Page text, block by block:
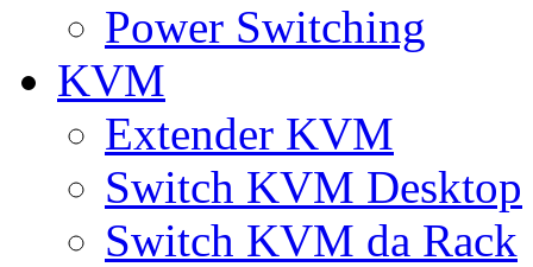
Power Switching
KVM
Extender KVM
Switch KVM Desktop
Switch KVM da Rack